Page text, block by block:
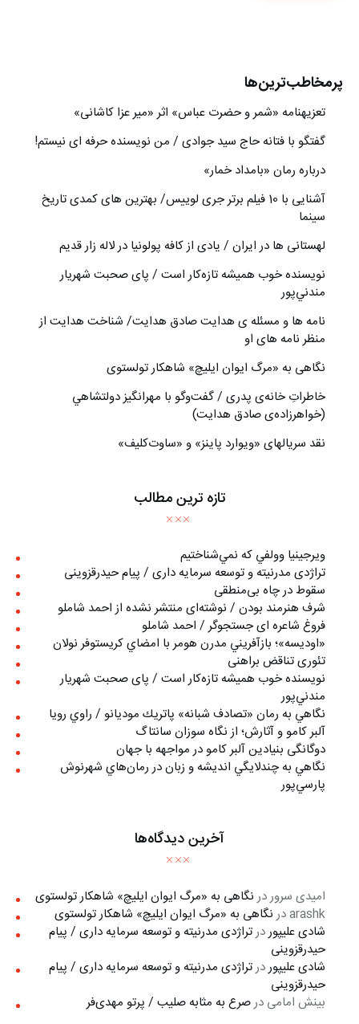
پرمخاطب‌ترین‌ها
تعزیه‎نامه‏ «شمر و حضرت عباس» اثر «میر عزا کاشانی»
گفتگو با فتانه حاج سید جوادی / من نویسنده حرفه ای نیستم!
درباره رمان «بامداد خمار»
آشنایی با 10 فیلم برتر جری لوییس/ بهترین های کمدی تاریخ
سینما
لهستانی ها در ایران / یادی از کافه پولونیا در لاله زار قدیم
نويسنده خوب هميشه تازه‌كار است / پای صحبت شهريار
مندني‌پور
نامه ها و مسئله ی هدایت صادق هدایت/ شناخت هدایت از
منظر نامه های او
نگاهی به «مرگ ايوان ايليچ» شاهکار تولستوی
خاطراتِ خانه‌ی پدری / گفت‌وگو با مهرانگيز دولتشاهي
(خواهرزاده‌ی صادق هدايت)
نقد سریالهای «ویوارد پاینز» و «ساوت‌کلیف»
تازه ترین مطالب
ويرجينيا وولفي كه نمي‌شناختيم
تراژدی مدرنیته و توسعه سرمایه داری / پیام حیدرقزوینی
سقوط در چاه بی‌منطقی
شرف هنرمند بودن / نوشته‌ای منتشر نشده از احمد شاملو
فروغ شاعره ای جستجوگر / احمد شاملو
«اوديسه»؛ بازآفريني مدرن هومر با امضاي كريستوفر نولان
تئوری تناقض براهنی
نويسنده خوب هميشه تازه‌كار است / پای صحبت شهريار
مندني‌پور
نگاهي به رمان «تصادف شبانه» پاتريك موديانو / راوي رويا
آلبر کامو و آثارش؛ از نگاه سوزان سانتاگ
دوگانگی بنیادین آلبر کامو در مواجهه با جهان
نگاهي به چندلايگي انديشه و زبان در رمان‌هاي شهرنوش
پارسي‌پور
آخرین دیدگاه‌ها
امیدی سروردر نگاهی به «مرگ ايوان ايليچ» شاهکار تولستوی
arashkدر نگاهی به «مرگ ايوان ايليچ» شاهکار تولستوی
شادی علیپوردرتراژدی مدرنیته و توسعه سرمایه داری / پیام
حیدرقزوینی
شادی علیپوردرتراژدی مدرنیته و توسعه سرمایه داری / پیام
حیدرقزوینی
بینش امامی درصرع به مثابه صلیب / پرتو مهدی‌فر